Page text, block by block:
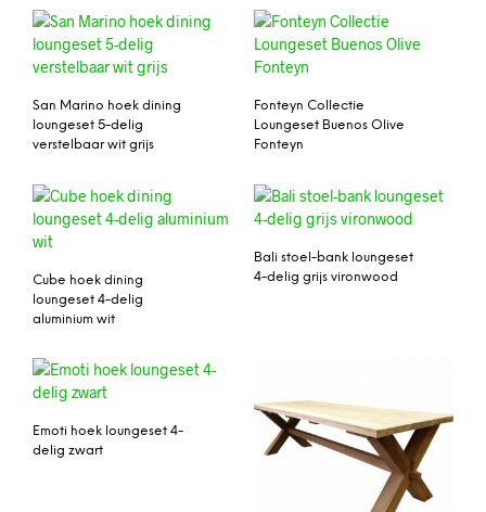
San Marino hoek dining
loungeset 5-delig
verstelbaar wit grijs
Fonteyn Collectie
Loungeset Buenos Olive
Fonteyn
Cube hoek dining
loungeset 4-delig
aluminium wit
Bali stoel-bank loungeset
4-delig grijs vironwood
Emoti hoek loungeset 4-
delig zwart